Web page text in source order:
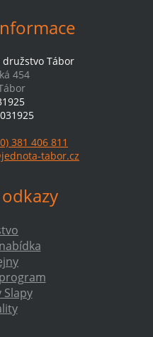
družstvo Tábor
454
381 406 811
tabor.cz
Slapy